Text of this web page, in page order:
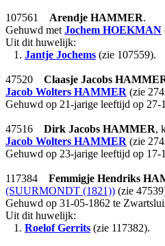
107561 Arendje HAMMER.
Gehuwd met Jochem HOEKMAN
Uit dit huwelijk:
1. Jantje Jochems (zie 107559).
47520 Claasje Jacobs
Jacob Wolters HAMMER (zie
Gehuwd op 21-jarige leeftijd op 27-
47516 Dirk Jacobs HAMMER,
Jacob Wolters HAMMER (zie
Gehuwd op 23-jarige leeftijd op 17-
117384 Femmigje Hendriks
(SUURMONDT (1821)) (zie
Gehuwd op 31-05-1862 te
Uit dit huwelijk:
1. Roelof Gerrits (zie 117382).